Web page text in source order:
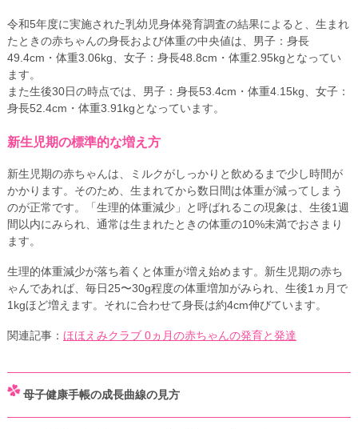
令和5年度に実施された乳幼児身体発育調査の結果によると、生まれ
たときの赤ちゃんの身長および体重の中央値は、男子：身長
49.4cm・体重3.06kg、女子：身長48.8cm・体重2.95kgとなってい
ます。
また生後30日の時点では、男子：身長53.4cm・体重4.15kg、女子：
身長52.4cm・体重3.91kgとなっています。
新生児期の標準的な増え方
新生児期の赤ちゃんは、ミルクがしっかりと飲めるまで少し時間が
かかります。そのため、生まれてから数日間は体重が減ってしまう
のが正常です。「生理的体重減少」と呼ばれるこの現象は、生後1週
間以内にみられ、通常は生まれたときの体重の10%未満でおさまり
ます。
生理的体重減少が落ち着くと体重が増え始めます。新生児期の赤ち
ゃんであれば、毎日25〜30g程度の体重増加がみられ、生後1ヵ月で
1kgほど増えます。それに合わせて身長は約4cm伸びています。
関連記事： ほほえみクラブ 0ヵ月の赤ちゃんの発育と発達
母子健康手帳の成長曲線の見方